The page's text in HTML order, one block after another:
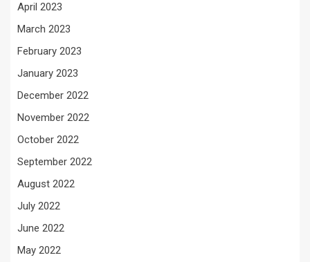
April 2023
March 2023
February 2023
January 2023
December 2022
November 2022
October 2022
September 2022
August 2022
July 2022
June 2022
May 2022